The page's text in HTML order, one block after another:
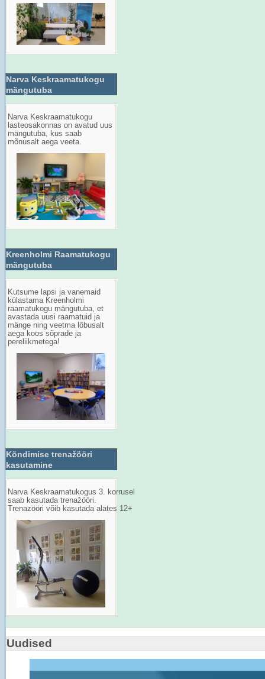
Narva Keskraamatukogu
mängutuba
Narva Keskraamatukogu
lasteosakonnas on avatud uus
mängutuba, kus saab
mõnusalt aega veeta.
Kreenholmi Raamatukogu
mängutuba
Kutsume lapsi ja vanemaid
külastama Kreenholmi
raamatukogu mängutuba, et
avastada uusi raamatuid ja
mänge ning veetma lõbusalt
aega koos sõprade ja
pereliikmetega!
Kõndimise trenažööri
kasutamine
Narva Keskraamatukogus 3. korrusel
saab kasutada trenažööri.
Trenazööri võib kasutada alates 12+
Uudised